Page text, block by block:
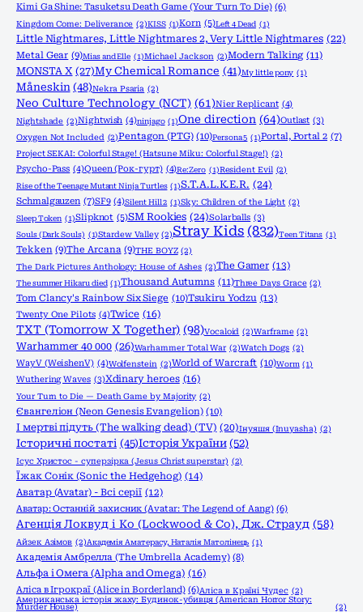
Kimi Ga Shine: Tasuketsu Death Game (Your Turn To Die) (6)
Kingdom Come: Deliverance (2)KISS (1)Korn (5)Left 4 Dead (1)
Little Nightmares, Little Nightmares 2, Very Little Nightmares (22)
Metal Gear (9)Mias and Elle (1)Michael Jackson (2)Modern Talking (11)
MONSTA X (27)My Chemical Romance (41)My little pony (1)
Måneskin (48)Nekra Psaria (2)
Neo Culture Technology (NCT) (61)Nier Replicant (4)
Nightshade (2)Nightwish (4)ninjago (1)One direction (64)Outlast (3)
Oxygen Not Included (2)Pentagon (PTG) (10)Persona 5 (1)Portal, Portal 2 (7)
Project SEKAI: Colorful Stage! (Hatsune Miku: Colorful Stage!) (2)
Psycho-Pass (4)Queen (Рок-гурт) (4)Re:Zero (1)Resident Evil (2)
Rise of the Teenage Mutant Ninja Turtles (1)S.T.A.L.K.E.R. (24)
Schmalgauzen (7)SF9 (4)Silent Hill 2 (1)Sky: Children of the Light (2)
Sleep Token (1)Slipknot (5)SM Rookies (24)Solarballs (3)
Souls (Dark Souls) (1)Stardew Valley (2)Stray Kids (832)Teen Titans (1)
Tekken (9)The Arcana (9)THE BOYZ (2)
The Dark Pictures Anthology: House of Ashes (2)The Gamer (13)
The summer Hikaru died (1)Thousand Autumns (11)Three Days Grace (2)
Tom Clancy's Rainbow Six Siege (10)Tsukiru Yodzu (13)
Twenty One Pilots (4)Twice (16)
TXT (Tomorrow X Together) (98)Vocaloid (2)Warframe (2)
Warhammer 40 000 (26)Warhammer Total War (2)Watch Dogs (2)
WayV (WeishenV) (4)Wolfenstein (2)World of Warcraft (10)Worm (1)
Wuthering Waves (3)Xdinary heroes (16)
Your Turn to Die — Death Game by Majority (2)
Євангеліон (Neon Genesis Evangelion) (10)
І мертві підуть (The walking dead) (TV) (20)Інуяшя (Inuyasha) (2)
Історичні постаті (45)Історія України (52)
Ісус Христос - суперзірка (Jesus Christ superstar) (2)
Їжак Сонік (Sonic the Hedgehog) (14)
Аватар (Avatar) - Всі серії (12)
Аватар: Останній захисник (Avatar: The Legend of Aang) (6)
Агенція Локвуд і Кo (Lockwood & Co), Дж. Страуд (58)
Айзек Азімов (2)Академія Аматерасу, Наталія Матолінець (1)
Академія Амбрелла (The Umbrella Academy) (8)
Альфа і Омега (Alpha and Omega) (16)
Аліса в Ігрокраї (Alice in Borderland) (6)Аліса в Країні Чудес (2)
Американська історія жаху: Будинок-убивця (American Horror Story:
Murder House)
(2)